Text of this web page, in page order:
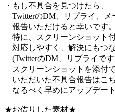
・もし不具合を見つけたら、
TwitterのDM、リプライ、メ
報告いただけると幸いです。
特に、スクリーンショット
対応しやすく、解決にもつ
(TwitterのDM、リプライです
スクリーンショットを添付
いただいた不具合報告はこち
なるべく早めにアップデート
★お借りした素材★